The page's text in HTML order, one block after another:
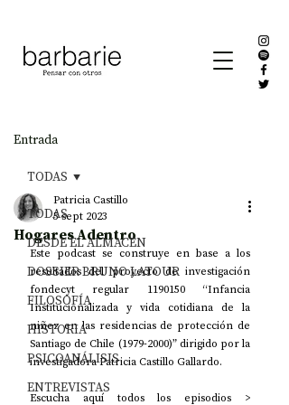
Entrada
TODAS
DESDE EL ALMACÉN
DOSSIER BRUNO LATOUR
FILOSOFÍA
HISTORIA
PSICOANÁLISIS
ENTREVISTAS
TODAS
Hogares Adentro
Patricia Castillo
5 sept 2023
Este podcast se construye en base a los
resultados del proyecto de investigación
fondecyt regular 1190150 “Infancia
Institucionalizada y vida cotidiana de la
niñez en las residencias de protección de
Santiago de Chile (1979-2000)” dirigido por la
investigadora Patricia Castillo Gallardo.
Escucha aquí todos los episodios >